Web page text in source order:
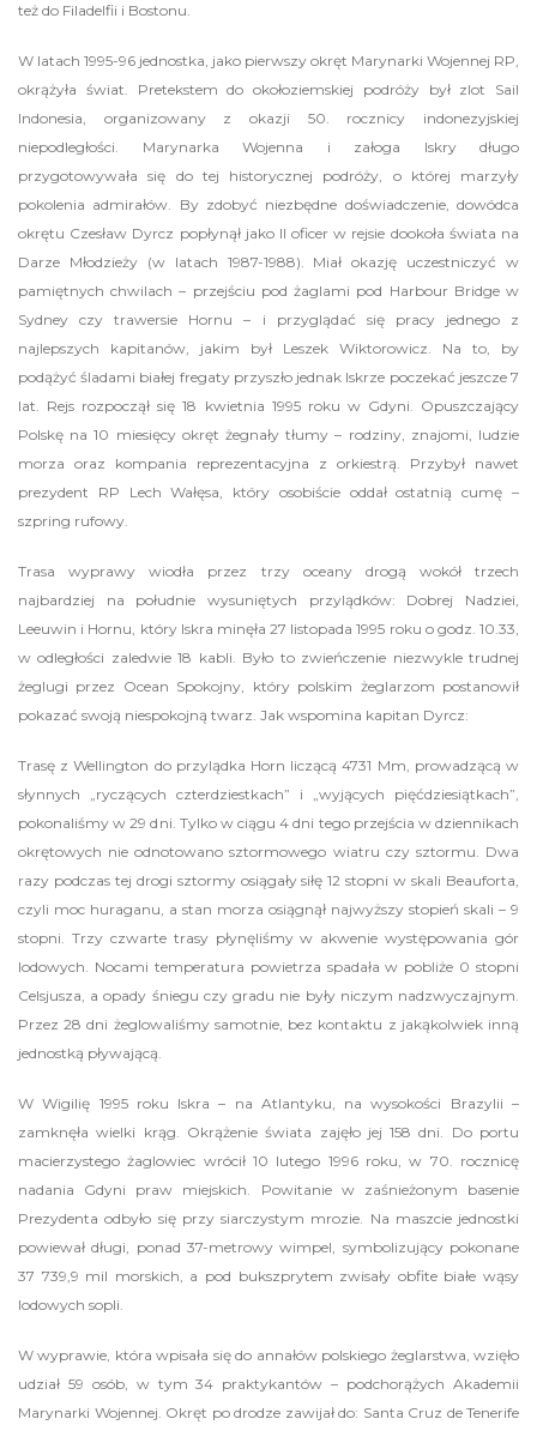
też do Filadelfii i Bostonu.
W latach 1995-96 jednostka, jako pierwszy okręt Marynarki Wojennej RP,
okrążyła świat. Pretekstem do okołoziemskiej podróży był zlot Sail
Indonesia, organizowany z okazji 50. rocznicy indonezyjskiej
niepodległości. Marynarka Wojenna i załoga Iskry długo
przygotowywała się do tej historycznej podróży, o której marzyły
pokolenia admirałów. By zdobyć niezbędne doświadczenie, dowódca
okrętu Czesław Dyrcz popłynął jako II oficer w rejsie dookoła świata na
Darze Młodzieży (w latach 1987-1988). Miał okazję uczestniczyć w
pamiętnych chwilach – przejściu pod żaglami pod Harbour Bridge w
Sydney czy trawersie Hornu – i przyglądać się pracy jednego z
najlepszych kapitanów, jakim był Leszek Wiktorowicz. Na to, by
podążyć śladami białej fregaty przyszło jednak Iskrze poczekać jeszcze 7
lat. Rejs rozpoczął się 18 kwietnia 1995 roku w Gdyni. Opuszczający
Polskę na 10 miesięcy okręt żegnały tłumy – rodziny, znajomi, ludzie
morza oraz kompania reprezentacyjna z orkiestrą. Przybył nawet
prezydent RP Lech Wałęsa, który osobiście oddał ostatnią cumę –
szpring rufowy.
Trasa wyprawy wiodła przez trzy oceany drogą wokół trzech
najbardziej na południe wysuniętych przylądków: Dobrej Nadziei,
Leeuwin i Hornu, który Iskra minęła 27 listopada 1995 roku o godz. 10.33,
w odległości zaledwie 18 kabli. Było to zwieńczenie niezwykle trudnej
żeglugi przez Ocean Spokojny, który polskim żeglarzom postanowił
pokazać swoją niespokojną twarz. Jak wspomina kapitan Dyrcz:
Trasę z Wellington do przylądka Horn liczącą 4731 Mm, prowadzącą w
słynnych „ryczących czterdziestkach” i „wyjących pięćdziesiątkach”,
pokonaliśmy w 29 dni. Tylko w ciągu 4 dni tego przejścia w dziennikach
okrętowych nie odnotowano sztormowego wiatru czy sztormu. Dwa
razy podczas tej drogi sztormy osiągały siłę 12 stopni w skali Beauforta,
czyli moc huraganu, a stan morza osiągnął najwyższy stopień skali – 9
stopni. Trzy czwarte trasy płynęliśmy w akwenie występowania gór
lodowych. Nocami temperatura powietrza spadała w pobliże 0 stopni
Celsjusza, a opady śniegu czy gradu nie były niczym nadzwyczajnym.
Przez 28 dni żeglowaliśmy samotnie, bez kontaktu z jakąkolwiek inną
jednostką pływającą.
W Wigilię 1995 roku Iskra – na Atlantyku, na wysokości Brazylii –
zamknęła wielki krąg. Okrążenie świata zajęło jej 158 dni. Do portu
macierzystego żaglowiec wrócił 10 lutego 1996 roku, w 70. rocznicę
nadania Gdyni praw miejskich. Powitanie w zaśnieżonym basenie
Prezydenta odbyło się przy siarczystym mrozie. Na maszcie jednostki
powiewał długi, ponad 37-metrowy wimpel, symbolizujący pokonane
37 739,9 mil morskich, a pod bukszprytem zwisały obfite białe wąsy
lodowych sopli.
W wyprawie, która wpisała się do annałów polskiego żeglarstwa, wzięło
udział 59 osób, w tym 34 praktykantów – podchorążych Akademii
Marynarki Wojennej. Okręt po drodze zawijał do: Santa Cruz de Tenerife